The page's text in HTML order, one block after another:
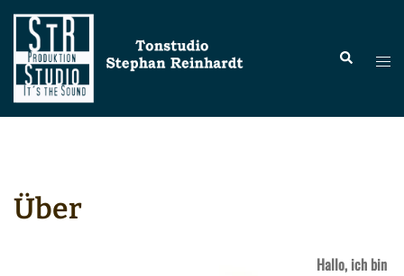
Zum
Inhalt
springen
Suche
Menü
Über
Hallo, ich bin